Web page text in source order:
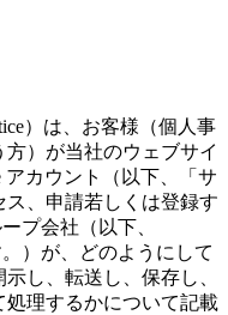
）は、お客様（個人事
）が当社のウェブサイ
アカウント（以下、「サ
、申請若しくは登録す
プ会社（以下、
。）が、どのようにして
し、転送し、保存し、
理するかについて記載